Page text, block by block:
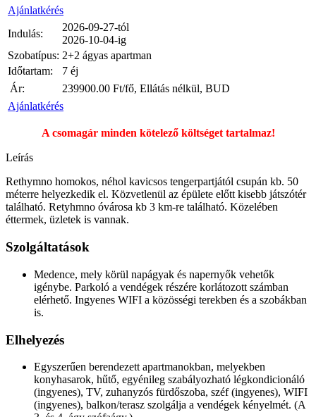
Ajánlatkérés
Indulás:
2026-09-27-tól
2026-10-04-ig
Szobatípus: 2+2 ágyas apartman
Időtartam:
7 éj
Ár:
239900.00 Ft/fő, Ellátás nélkül, BUD
Ajánlatkérés
A csomagár minden kötelező költséget tartalmaz!
Leírás
Rethymno homokos, néhol kavicsos tengerpartjától csupán kb. 50
méterre helyezkedik el. Közvetlenül az épülete előtt kisebb játszótér
található. Retyhmno óvárosa kb 3 km-re található. Közelében
éttermek, üzletek is vannak.
Szolgáltatások
Medence, mely körül napágyak és napernyők vehetők
igénybe. Parkoló a vendégek részére korlátozott számban
elérhető. Ingyenes WIFI a közösségi terekben és a szobákban
is.
Elhelyezés
Egyszerűen berendezett apartmanokban, melyekben
konyhasarok, hűtő, egyénileg szabályozható légkondicionáló
(ingyenes), TV, zuhanyzós fürdőszoba, széf (ingyenes), WIFI
(ingyenes), balkon/terasz szolgálja a vendégek kényelmét. (A